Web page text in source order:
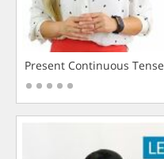
Present Continuous Tense